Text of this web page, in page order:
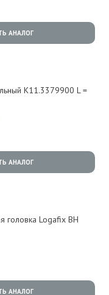
АНАЛОГ
K11.3379900 L =
АНАЛОГ
головка Logafix BH
АНАЛОГ